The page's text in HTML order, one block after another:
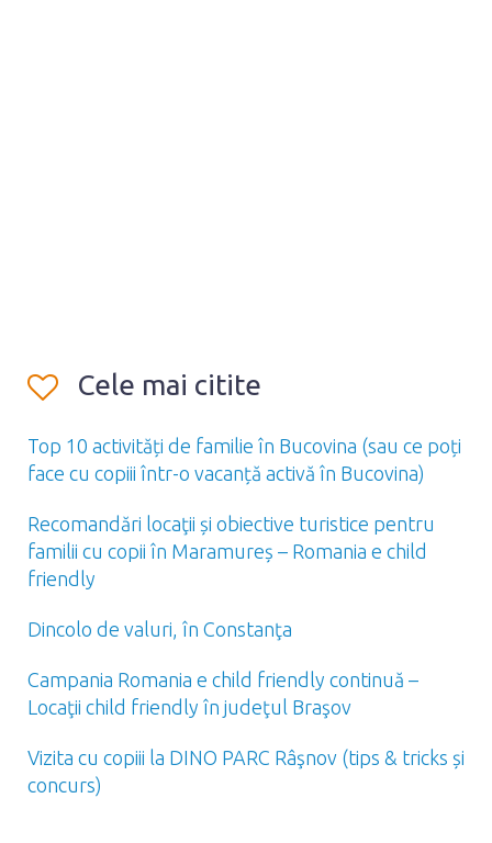
Cele mai citite
Top 10 activități de familie în Bucovina (sau ce poți
face cu copiii într-o vacanță activă în Bucovina)
Recomandări locaţii și obiective turistice pentru
familii cu copii în Maramureș – Romania e child
friendly
Dincolo de valuri, în Constanţa
Campania Romania e child friendly continuă –
Locaţii child friendly în judeţul Braşov
Vizita cu copiii la DINO PARC Râşnov (tips & tricks și
concurs)